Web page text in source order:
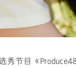
秀节目《